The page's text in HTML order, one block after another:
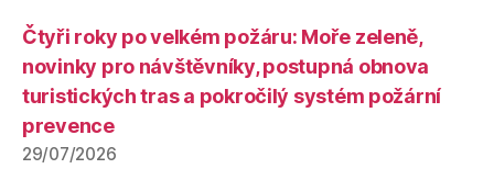
Čtyři roky po velkém požáru: Moře zeleně,
novinky pro návštěvníky, postupná obnova
turistických tras a pokročilý systém požární
prevence
29/07/2026